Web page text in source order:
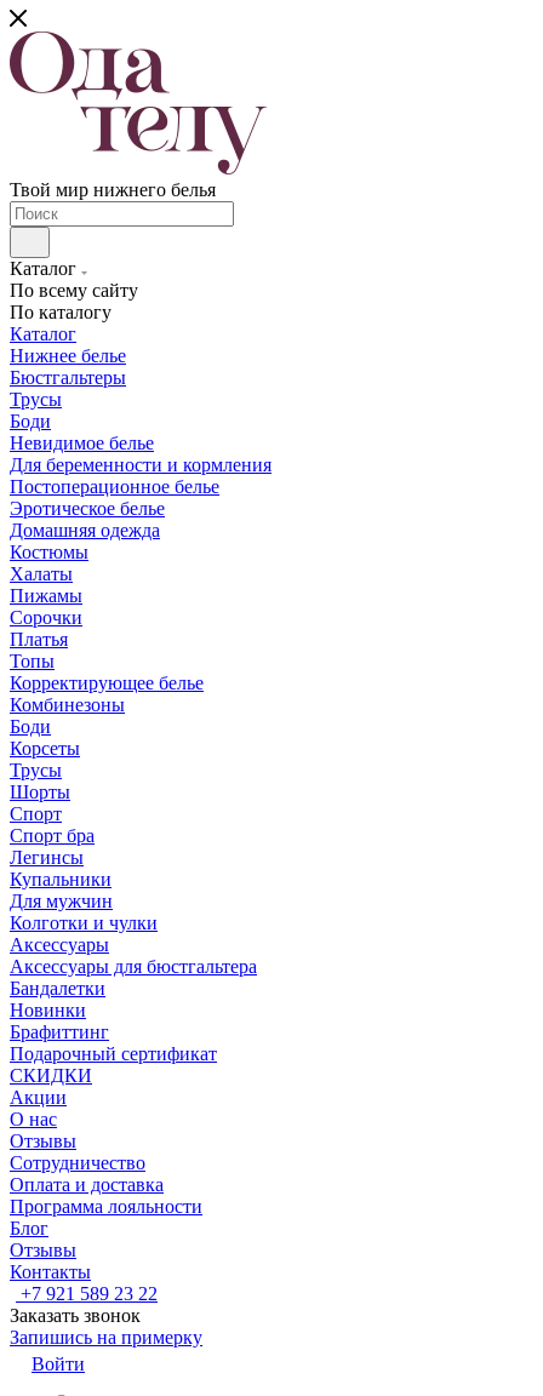
Твой мир нижнего белья
Каталог
По всему сайту
По каталогу
Каталог
Нижнее белье
Бюстгальтеры
Трусы
Боди
Невидимое белье
Для беременности и кормления
Постоперационное белье
Эротическое белье
Домашняя одежда
Костюмы
Халаты
Пижамы
Сорочки
Платья
Топы
Корректирующее белье
Комбинезоны
Боди
Корсеты
Трусы
Шорты
Спорт
Спорт бра
Легинсы
Купальники
Для мужчин
Колготки и чулки
Аксессуары
Аксессуары для бюстгальтера
Бандалетки
Новинки
Брафиттинг
Подарочный сертификат
СКИДКИ
Акции
О нас
Отзывы
Сотрудничество
Оплата и доставка
Программа лояльности
Блог
Отзывы
Контакты
+7 921 589 23 22
Заказать звонок
Запишись на примерку
Войти